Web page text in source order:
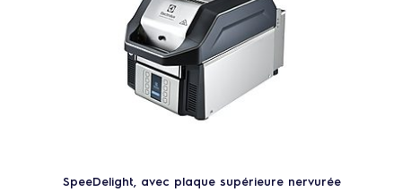
SpeeDelight avec presse réglable
manuellement
SpeeDelight avec presse automatique
SpeeDelight, avec plaque supérieure nervurée